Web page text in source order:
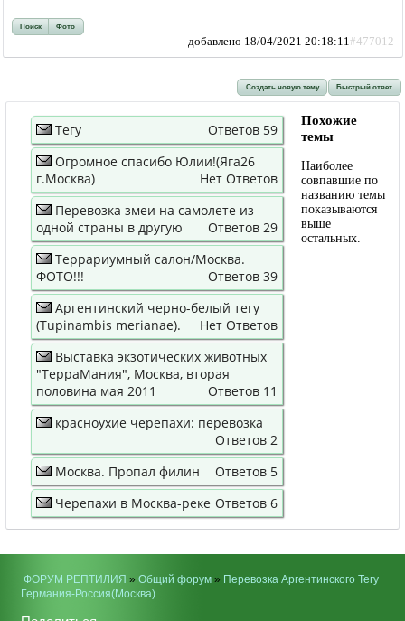
Поиск Фото
добавлено 18/04/2021 20:18:11 #477012
Создать новую тему Быстрый ответ
Тегу
Ответов 59
Огромное спасибо Юлии!(Яга26
г.Москва)
Нет Ответов
Перевозка змеи на самолете из
одной страны в другую
Ответов 29
Террариумный салон/Москва.
ФОТО!!!
Ответов 39
Аргентинский черно-белый тегу
(Tupinambis merianae).
Нет Ответов
Выставка экзотических животных
"ТерраМания", Москва, вторая
половина мая 2011
Ответов 11
красноухие черепахи: перевозка
Ответов 2
Москва. Пропал филин
Ответов 5
Черепахи в Москва-реке Ответов 6
Похожие
темы
Наиболее
совпавшие по
названию темы
показываются
выше
остальных.
ФОРУМ РЕПТИЛИЯ » Общий форум» Перевозка Аргентинского Тегу
Германия-Россия(Москва)